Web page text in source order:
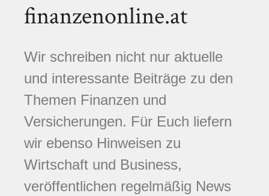
finanzenonline.at
Wir schreiben nicht nur aktuelle
und interessante Beiträge zu den
Themen Finanzen und
Versicherungen. Für Euch liefern
wir ebenso Hinweisen zu
Wirtschaft und Business,
veröffentlichen regelmäßig News